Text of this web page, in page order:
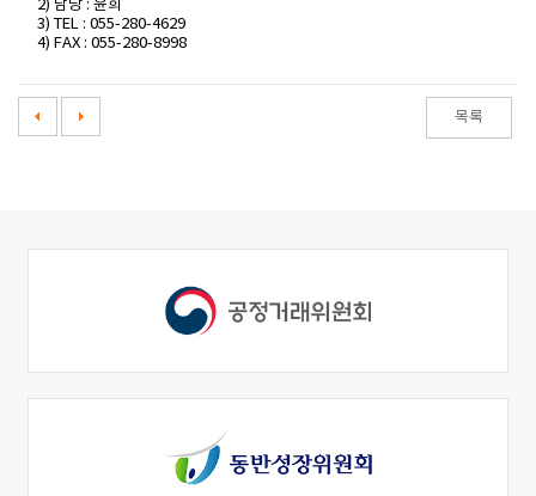
2) 담당 : 윤희
3) TEL : 055-280-4629
4) FAX : 055-280-8998
목록